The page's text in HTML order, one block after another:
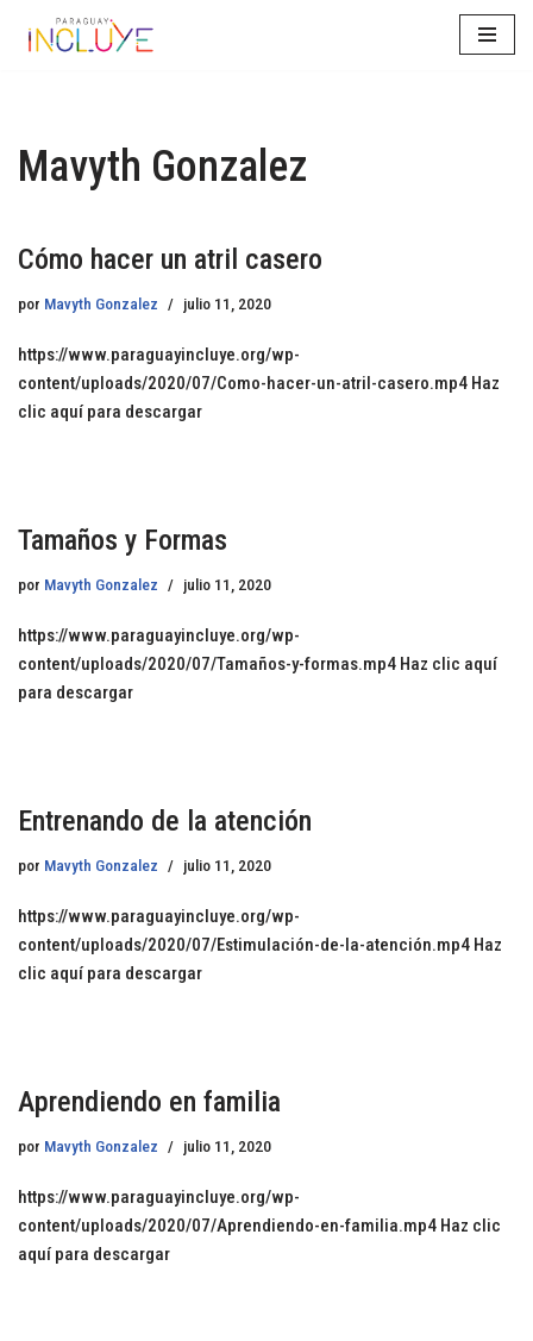
Mavyth Gonzalez
Cómo hacer un atril casero
por Mavyth Gonzalez julio 11, 2020
https://www.paraguayincluye.org/wp-
content/uploads/2020/07/Como-hacer-un-atril-casero.mp4 Haz
clic aquí para descargar
Tamaños y Formas
por Mavyth Gonzalez julio 11, 2020
https://www.paraguayincluye.org/wp-
content/uploads/2020/07/Tamaños-y-formas.mp4 Haz clic aquí
para descargar
Entrenando de la atención
por Mavyth Gonzalez julio 11, 2020
https://www.paraguayincluye.org/wp-
content/uploads/2020/07/Estimulación-de-la-atención.mp4 Haz
clic aquí para descargar
Aprendiendo en familia
por Mavyth Gonzalez julio 11, 2020
https://www.paraguayincluye.org/wp-
content/uploads/2020/07/Aprendiendo-en-familia.mp4 Haz clic
aquí para descargar